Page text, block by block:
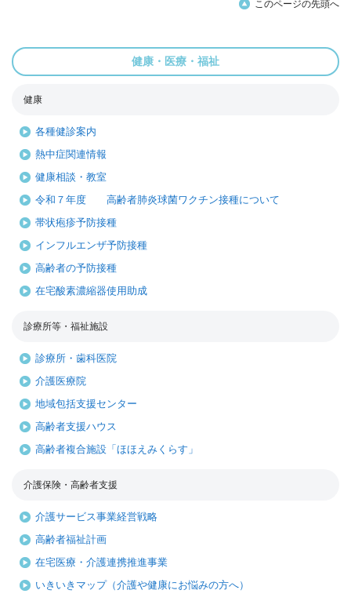
このページの先頭へ
健康・医療・福祉
健康
各種健診案内
熱中症関連情報
健康相談・教室
令和７年度 高齢者肺炎球菌ワクチン接種について
帯状疱疹予防接種
インフルエンザ予防接種
高齢者の予防接種
在宅酸素濃縮器使用助成
診療所等・福祉施設
診療所・歯科医院
介護医療院
地域包括支援センター
高齢者支援ハウス
高齢者複合施設「ほほえみくらす」
介護保険・高齢者支援
介護サービス事業経営戦略
高齢者福祉計画
在宅医療・介護連携推進事業
いきいきマップ（介護や健康にお悩みの方へ）